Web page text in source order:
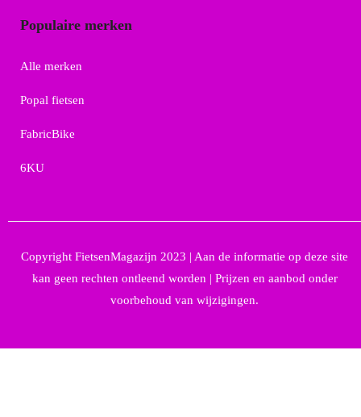
Populaire merken
Alle merken
Popal fietsen
FabricBike
6KU
Copyright FietsenMagazijn 2023 | Aan de informatie op deze site
kan geen rechten ontleend worden | Prijzen en aanbod onder
voorbehoud van wijzigingen.